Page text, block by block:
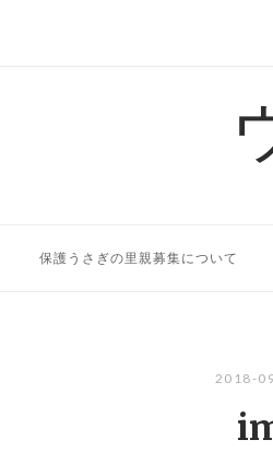
保護うさぎの里親募集について
2018-